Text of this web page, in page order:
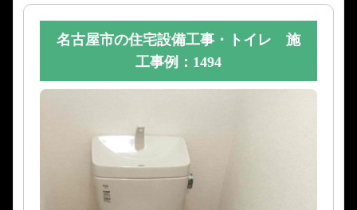
名古屋市の住宅設備工事・トイレ 施
工事例：1494